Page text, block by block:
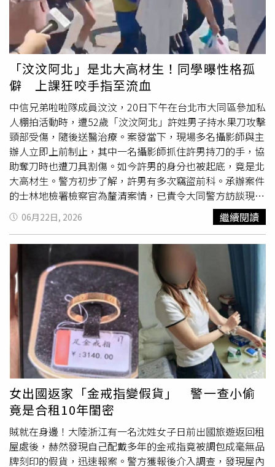
有角度都完整拍完，也不可能照原本計畫拍攝所有內容，必
須當下立即判斷，什麼才是最重要的。」《跟蹤》劇情描述
失魂落魄的作家比爾（傑瑞米西奧伯德飾演），為了替小說
尋找靈感，開始在倫敦街頭跟蹤陌生人，並設下嚴格規範，
限制自己的跟蹤對象與時長。沒想到，他卻被一位充滿魅力
的俊俏男子科布（艾力克斯霍烏飾演）吸引，不僅打破自己
的跟蹤規定，更被科布識破他的窺視行為。身為盜賊的科
布，反過來以「指導」之名，引領比爾進入入室行竊的世
界。隨著兩人犯下偷竊、勒索、窺視住戶私生活等一項項不
法行為，比爾也逐漸深陷犯罪世界當中，失去原有的界線與
判斷…。中文版正式預告：
「汶汶阿北」是北大高材生！同學曝性格孤
僻 上課狂咬手指至流血
中信兄弟啦啦隊成員汶汶，20日下午在台北市大同區參加私
人棚拍活動時，遭52歲「汶汶阿北」許姓男子持水果刀攻擊
頸部受傷，隨後送醫治療。案發當下，現場多名攝影師與主
辦人立即上前制止，其中一名攝影師抓住許男持刀的手，協
助奪刀時也遭刀具割傷。如今許男的身分也被起底，竟是北
大高材生。警方初步了解，許男有多次竊盜前科。承辦案件
的士林地檢署檢察官為釐清案情，已責令大同警方訪談現場
傷者、活動參與者及許男家屬，並將許男依殺人未遂罪嫌移
送偵辦，昨晚間遭羈押不禁見。案發後，大同警方分別前往
醫院訪查受傷攝影師與汶汶，也向當時參與棚拍活動的其他
粉絲了解事發經過。許男落網後雖未受傷，但情緒激動，並
行使緘默權，未對案情表示意見。警方也通知許男85歲父親
到場說明。許男持刀攻擊汶汶遭羈押。（圖／翻攝IG／＠
jessie.02.21）據《ETtoday》報導，許父到場時攜帶多份許
男就醫診斷證明，向警方表示兒子身心狀況長期存在嚴重問
題。許男曾就讀台北大學企管系，但自2005年起，陸續在
雙北地區涉及至少16起竊盜案件，犯案地點包括便利商店及
書店，偷竊 物品多為DVD影集與雜誌。警方指出，許男過去
竊盜手法並不複雜，常將物品放入外套後直接離店，因此多
次遭店員發現。許男也曾在多家醫療院所接受診療或鑑定，
累積至少17份精神診斷證明。許父向警方表示，家人過去長
期照顧許男，但自己年事已高，已無力再管束兒子的行為。
警方調查期間，許父也進一步說明家庭狀況。據了解，許男
長期未有穩定工作，生活開銷多仰賴父母支應。家屬表示，
許男多年來有囤積物品習慣，曾將台北市大安區住處堆滿大
06月22日, 2026 繼續閱讀
女出國返家「金戒指變假貨」 警一查小偷
竟是合租10年閨密
賊就在身邊！大陸浙江有一名沈姓女子日前出國旅遊返回租
屋處後，赫然發現自己配戴多年的金戒指竟被調包成毫無品
牌刻印的假貨，迅速報案。警方獲報後介入調查，發現屋內